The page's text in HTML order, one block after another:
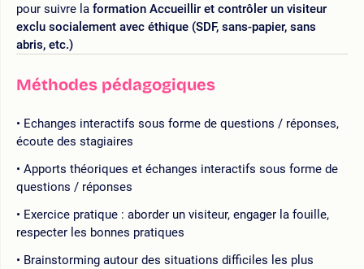
pour suivre la formation Accueillir et contrôler un visiteur
exclu socialement avec éthique (SDF, sans-papier, sans
abris, etc.)
Méthodes pédagogiques
Echanges interactifs sous forme de questions / réponses,
écoute des stagiaires
Apports théoriques et échanges interactifs sous forme de
questions / réponses
Exercice pratique : aborder un visiteur, engager la fouille,
respecter les bonnes pratiques
Brainstorming autour des situations difficiles les plus